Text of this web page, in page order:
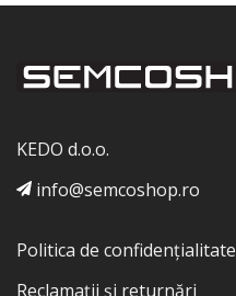
KEDO d.o.o.
info@semcoshop.ro
Politica de confidențialitate
Reclamații și returnări